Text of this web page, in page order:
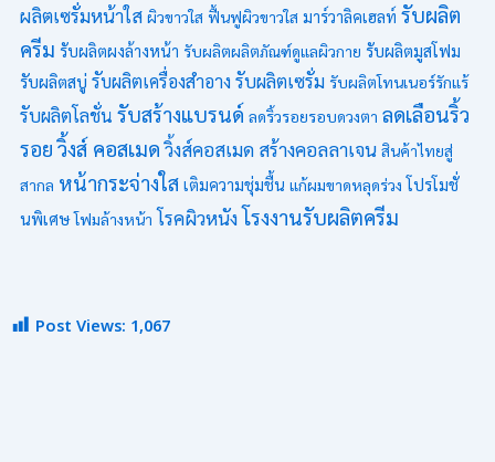
ผลิตเซรั่มหน้าใส ผิวขาวใส ฟื้นฟูผิวขาวใส มาร์วาลิคเฮลท์ รับผลิต
ครีม รับผลิตผงล้างหน้า รับผลิตผลิตภัณฑ์ดูแลผิวกาย รับผลิตมูสโฟม
รับผลิตสบู่ รับผลิตเครื่องสำอาง รับผลิตเซรั่ม รับผลิตโทนเนอร์รักแร้
รับผลิตโลชั่น รับสร้างแบรนด์ ลดริ้วรอยรอบดวงตา ลดเลือนริ้ว
รอย วิ้งส์ คอสเมด วิ้งส์คอสเมด สร้างคอลลาเจน สินค้าไทยสู่
สากล หน้ากระจ่างใส เติมความชุ่มชื้น แก้ผมขาดหลุดร่วง โปรโมชั่
นพิเศษ โฟมล้างหน้า โรคผิวหนังโรงงานรับผลิตครีม
Post Views: 1,067